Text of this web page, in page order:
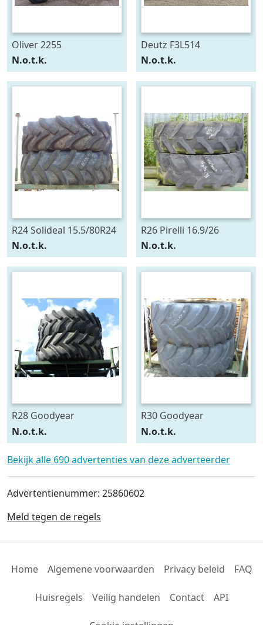
Oliver 2255
N.o.t.k.
Deutz F3L514
N.o.t.k.
R24 Solideal 15.5/80R24
N.o.t.k.
R26 Pirelli 16.9/26
N.o.t.k.
R28 Goodyear
540/75R28
N.o.t.k.
R30 Goodyear
600/70R30
N.o.t.k.
Bekijk alle 690 advertenties van deze adverteerder
Advertentienummer: 25860602
Meld tegen de regels
Home Algemene voorwaarden Privacy beleid FAQ
Huisregels Veilig handelen Contact API